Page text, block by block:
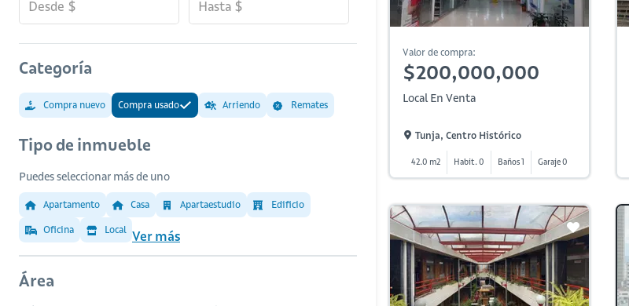
Categoría
Compra nuevo Compra usado Arriendo Remates
Tipo de inmueble
Puedes seleccionar más de uno
Apartamento Casa Apartaestudio Edificio
Oficina Local Ver más
Área
Valor de compra:
$200,000,000
Local En Venta
Tunja, Centro Histórico
42.0 m2 Habit. 0 Baños 1 Garaje 0